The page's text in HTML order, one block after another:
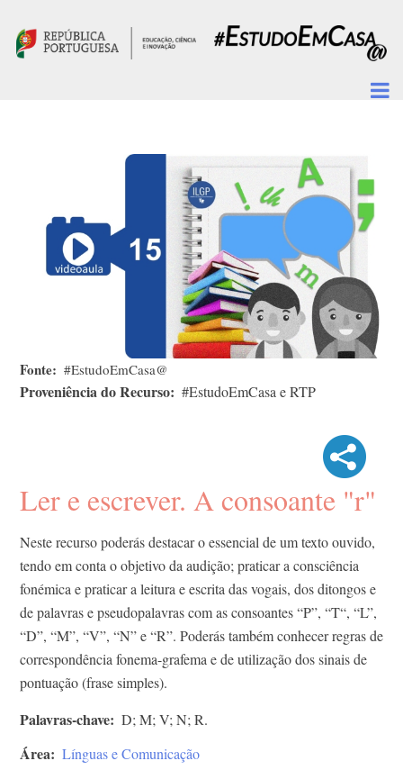
Fonte #EstudoEmCasa@
Proveniência do Recurso #EstudoEmCasa e RTP
Ler e escrever. A consoante "r"
Neste recurso poderás destacar o essencial de um texto ouvido,
tendo em conta o objetivo da audição; praticar a consciência
fonémica e praticar a leitura e escrita das vogais, dos ditongos e
de palavras e pseudopalavras com as consoantes “P”, “T“, “L”,
“D”, “M”, “V”, “N” e “R”. Poderás também conhecer regras de
correspondência fonema-grafema e de utilização dos sinais de
pontuação (frase simples).
Palavras-chave D; M; V; N; R.
Área Línguas e Comunicação